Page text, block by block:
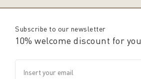
Subscribe to our newsletter
10% welcome discount for you